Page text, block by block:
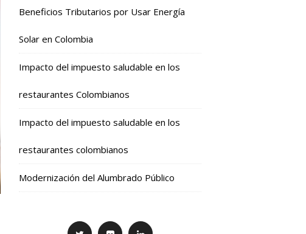
Beneficios Tributarios por Usar Energía
Solar en Colombia
Impacto del impuesto saludable en los
restaurantes Colombianos
Impacto del impuesto saludable en los
restaurantes colombianos
Modernización del Alumbrado Público